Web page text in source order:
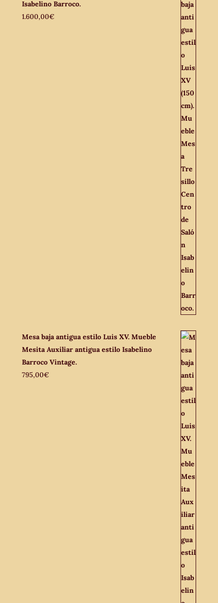
Isabelino Barroco.
1.600,00€
Mesa baja antigua estilo Luis XV. Mueble
Mesita Auxiliar antigua estilo Isabelino
Barroco Vintage.
795,00€